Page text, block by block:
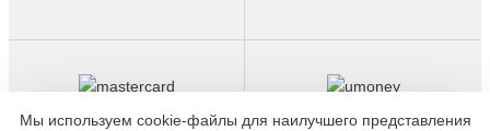
Мы используем cookie-файлы для наилучшего представления